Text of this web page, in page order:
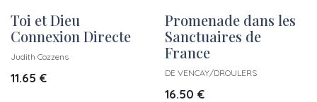
Toi et Dieu
Connexion Directe
Judith Cozzens
11.65 €
Promenade dans les
Sanctuaires de
France
DE VENCAY/DROULERS
16.50 €